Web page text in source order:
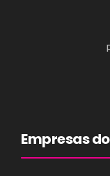
Empresas